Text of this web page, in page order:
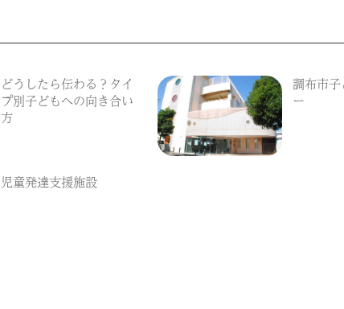
どうしたら伝わる？タイ
プ別子どもへの向き合い
方
調布市
ー
児童発達支援施設